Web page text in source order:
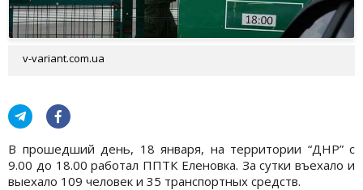
v-variant.com.ua
В прошедший день, 18 января, на территории “ДНР” с
9.00 до 18.00 работал ППТК Еленовка. За сутки въехало и
выехало 109 человек и 35 транспортных средств.